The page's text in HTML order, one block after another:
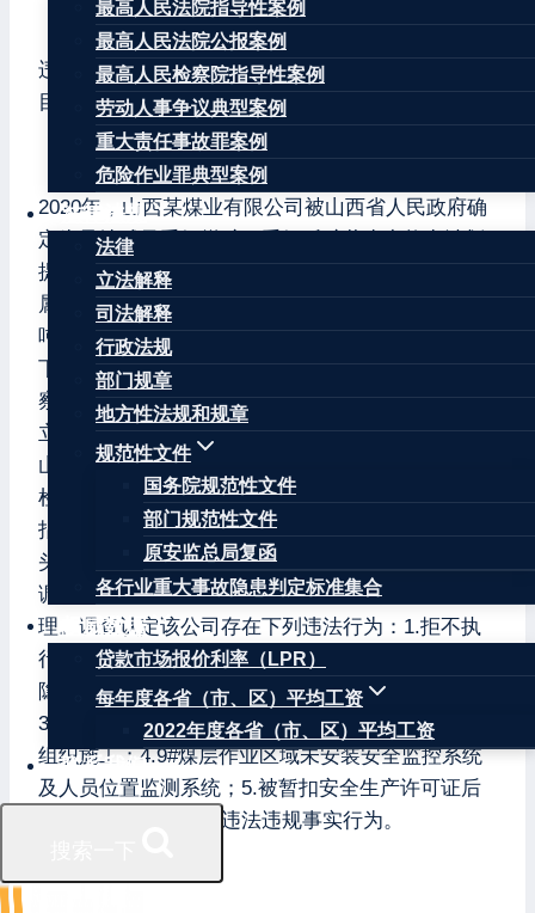
最高人民法院指导性案例
最高人民法院公报案例
最高人民检察院指导性案例
劳动人事争议典型案例
重大责任事故罪案例
危险作业罪典型案例
法律法规
法律
立法解释
司法解释
行政法规
部门规章
地方性法规和规章
规范性文件
国务院规范性文件
部门规范性文件
原安监总局复函
各行业重大事故隐患判定标准集合
权威数据
贷款市场报价利率（LPR）
每年度各省（市、区）平均工资
2022年度各省（市、区）平均工资
联系我们
【关键词】
违法组织生产；图纸作假；提供虚假信息；建设项
目未批先建；拒不执行监察指令。
【基本案情】
2020年，山西某煤业有限公司被山西省人民政府确
定为异地减量重组煤矿，重组后矿井生产能力计划
提升至60万吨/年，截至2020年12月31日，该公司所
属煤矿能力提升手续未办理完毕，生产能力为45万
吨/年。按照山西省规定，2020年底前60万吨/年以
下煤矿全部退出。2021年1月1日，山西煤矿安全监
察局太原监察分局对该公司下达执法文书，责令其
立即停止生产，并暂扣安全生产许可证。3月9日，
山西煤矿安全监察局“两会”安全督导检查组在突击
检查时，发现该公司存在拒不执行责令停产的监察
指令等违法违规行为。3月10日，由太原监察分局牵
头，联合太原市古交市人民政府及其有关部门成立
调查组，对该公司存在的违法违规行为进行调查处
理。调查认定该公司存在下列违法行为：1.拒不执
行安全监察指令违法违规组织生产；2.图纸作假、
隐瞒掘进工作面，提供虚假信息、隐瞒下井人数；
3.9#煤层建设项目安全设施设计未经审查批准擅自
组织施工；4.9#煤层作业区域未安装安全监控系统
及人员位置监测系统；5.被暂扣安全生产许可证后
仍然违法组织生产等违法违规事实行为。